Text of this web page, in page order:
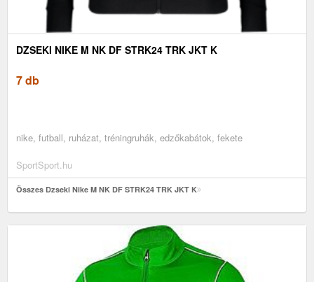
DZSEKI NIKE M NK DF STRK24 TRK JKT K
7 db
nike, futball, ruházat, tréningruhák, edzőkabátok, fekete
SportSport.hu
Összes Dzseki Nike M NK DF STRK24 TRK JKT K